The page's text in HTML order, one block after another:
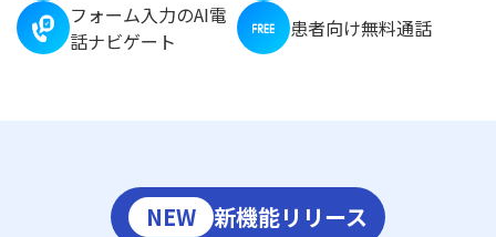
フォーム入力のAI電
話ナビゲート
患者向け無料通話
NEW 新機能リリース